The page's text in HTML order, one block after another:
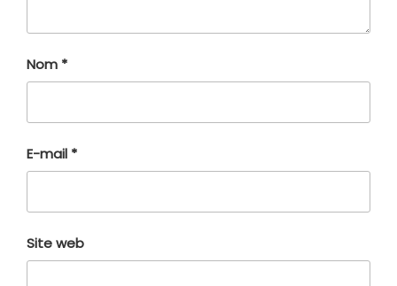
Nom *
E-mail *
Site web